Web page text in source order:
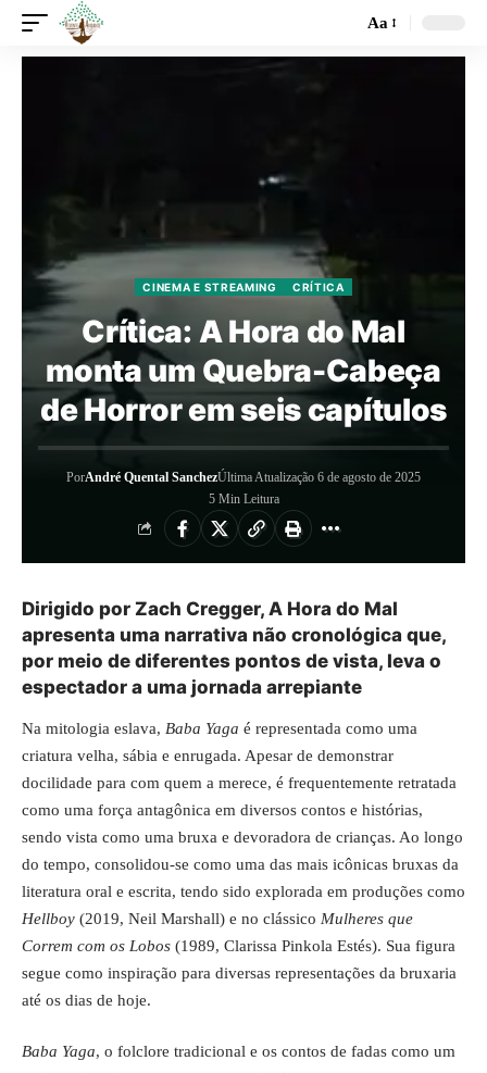
Aa
CINEMA E STREAMING CRÍTICA
Crítica: A Hora do Mal
monta um Quebra-Cabeça
de Horror em seis capítulos
PorAndré Quental SanchezÚltima Atualização 6 de agosto de 2025
5 Min Leitura
Dirigido por Zach Cregger, A Hora do Mal
apresenta uma narrativa não cronológica que,
por meio de diferentes pontos de vista, leva o
espectador a uma jornada arrepiante
Na mitologia eslava, Baba Yaga é representada como uma
criatura velha, sábia e enrugada. Apesar de demonstrar
docilidade para com quem a merece, é frequentemente retratada
como uma força antagônica em diversos contos e histórias,
sendo vista como uma bruxa e devoradora de crianças. Ao longo
do tempo, consolidou-se como uma das mais icônicas bruxas da
literatura oral e escrita, tendo sido explorada em produções como
Hellboy (2019, Neil Marshall) e no clássico Mulheres que
Correm com os Lobos (1989, Clarissa Pinkola Estés). Sua figura
segue como inspiração para diversas representações da bruxaria
até os dias de hoje.
Baba Yaga, o folclore tradicional e os contos de fadas como um